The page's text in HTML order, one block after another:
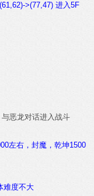
>(77,47) 进入5F
恶龙对话进入战斗
左右，封魔，乾坤1500
难度不大